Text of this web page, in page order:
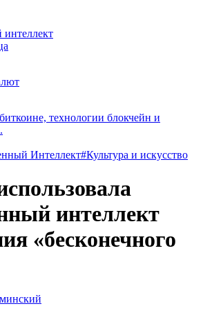
технологии блокчейн и
Интеллект#Культура и искусство
интеллект
«бесконечного